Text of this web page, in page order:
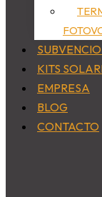
KITS
EMPRESA
BLOG
CONTACTO